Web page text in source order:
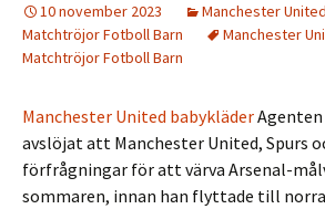
10 november 2023 Manchester
Matchtröjor Fotboll Barn
Manchester
Matchtröjor Fotboll Barn
Manchester United babykläderAgenten
avslöjat att Manchester United, Spurs
förfrågningar för att värva Arsenal-
sommaren, innan han flyttade till